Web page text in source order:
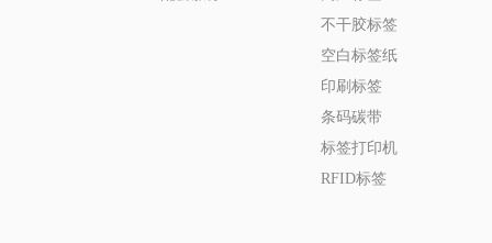
不干胶标签
空白标签纸
印刷标签
条码碳带
标签打印机
RFID标签